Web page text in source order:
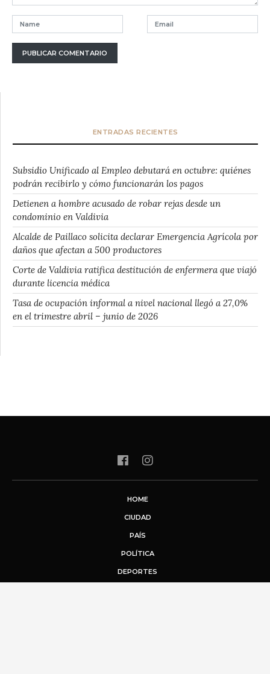
ENTRADAS RECIENTES
Subsidio Unificado al Empleo debutará en octubre: quiénes
podrán recibirlo y cómo funcionarán los pagos
Detienen a hombre acusado de robar rejas desde un
condominio en Valdivia
Alcalde de Paillaco solicita declarar Emergencia Agrícola por
daños que afectan a 500 productores
Corte de Valdivia ratifica destitución de enfermera que viajó
durante licencia médica
Tasa de ocupación informal a nivel nacional llegó a 27,0%
en el trimestre abril – junio de 2026
HOME
CIUDAD
PAÍS
POLÍTICA
DEPORTES